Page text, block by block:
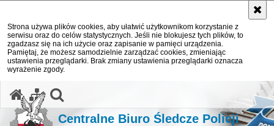
Strona używa plików cookies, aby ułatwić użytkownikom korzystanie z
serwisu oraz do celów statystycznych. Jeśli nie blokujesz tych plików, to
zgadzasz się na ich użycie oraz zapisanie w pamięci urządzenia.
Pamiętaj, że możesz samodzielnie zarządzać cookies, zmieniając
ustawienia przeglądarki. Brak zmiany ustawienia przeglądarki oznacza
wyrażenie zgody.
Centralne Biuro Śledcze Policji